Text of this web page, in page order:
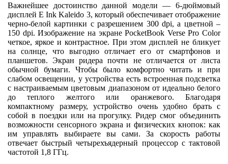
Важнейшее достоинство данной модели — 6-дюймовый
дисплей E Ink Kaleido 3, который обеспечивает отображение
черно-белой картинки с разрешением 300 dpi, а цветной –
150 dpi. Изображение на экране PocketBook Verse Pro Color
четкое, яркое и контрастное. При этом дисплей не бликует
на солнце, что выгодно отличает его от смартфонов и
планшетов. Экран ридера почти не отличается от листа
обычной бумаги. Чтобы было комфортно читать и при
слабом освещении, у устройства есть встроенная подсветка
с настраиваемым цветовым диапазоном от идеально белого
до теплого желтого или оранжевого. Благодаря
компактному размеру, устройство очень удобно брать с
собой в поездки или на прогулку. Ридер смог объединить
возможности сенсорного экрана и физических кнопок: как
им управлять выбираете вы сами. За скорость работы
отвечает быстрый четырехъядерный процессор с тактовой
частотой 1,8 ГГц.